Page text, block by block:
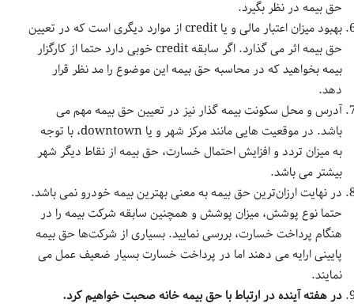
حق بیمه در نظر بگیرد.
بهبود میزان اعتبار مالی و یا credit از موارد دیگری است که در تعیین
حق بیمه اثر می گذارد. اگر سابقه credit خوبی دارد حتما از کارگزار
بیمه بخواهید که در محاسبه حق بیمه این موضوع را مد نظر قرار
دهد.
آدرس و محل سکونت بیمه گذار نیز در تعیین حق بیمه مهم می
باشد. در موقعیت هایی مانند مرکز شهر و یا downtown، با توجه
به میزان تردد و افزایش احتمال خسارت، حق بیمه از نقاط دیگر شهر
بیشتر می باشد.
در نهایت ارزان‌ترین حق بیمه به معنی بهترین بیمه خودرو نمی باشد.
حتما نوع پوشش، میزان پوشش و همچنین سابقه شرکت بیمه را در
هنگام پرداخت خسارت، بررسی نمایید. بسیاری از شرکت‌ها حق بیمه
پایینی ارایه می دهند اما در پرداخت خسارت بسیار ضعیف عمل می
نمایند.
در هفته آینده در ارتباط با حق بیمه خانه صحبت خواهیم کرد.